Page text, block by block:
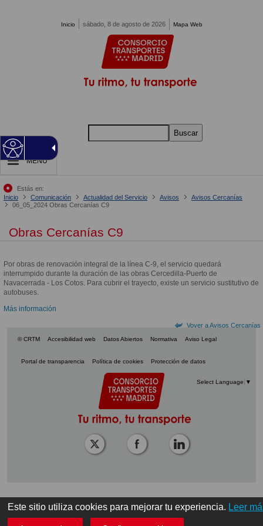
Este sitio utiliza cookies para mejorar tu experiencia. Leer
Inicio sábado, 8 de agosto de 2026 Mapa Web
Buscar
MENU
Estás en:
Inicio
Comunicación Actualidad del Servicio Avisos
Avisos Cercanías
06_05_2024 Obras Cercanías C9
Obras Cercanías C9
Por obras de renovación integral de la línea C-9, el servicio quedará
interrumpido durante la duración de las obras Cercedilla-Puerto de
Navacerrada - Los Cotos. Para cubrir el trayecto, existe un servicio sustitutivo de
autobuses.
Más información
Vover a Avisos Cercanías
© CRTM Accesibilidad web Datos Abiertos Normativa Aviso Legal
Portal de transparencia Política de cookies Protección de datos
Select Language ▼